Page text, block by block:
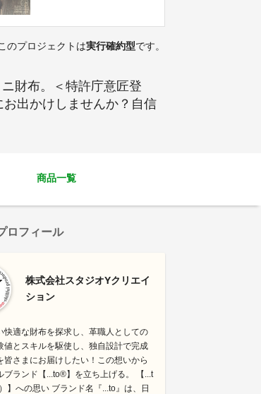
のプロジェクトは実行確約型です。
財布。＜特許庁意匠登
出かけしませんか？自信
商品一覧
ロフィール
株式会社スタジオYクリエイ
ション
快適な財布を探求し、革職人としての
値とスキルを駆使し、独自設計で完成
皆さまにお届けしたい！この想いから
ブランド【...to®】を立ち上げる。 【...t
】への思い ブランド名『...to』は、日